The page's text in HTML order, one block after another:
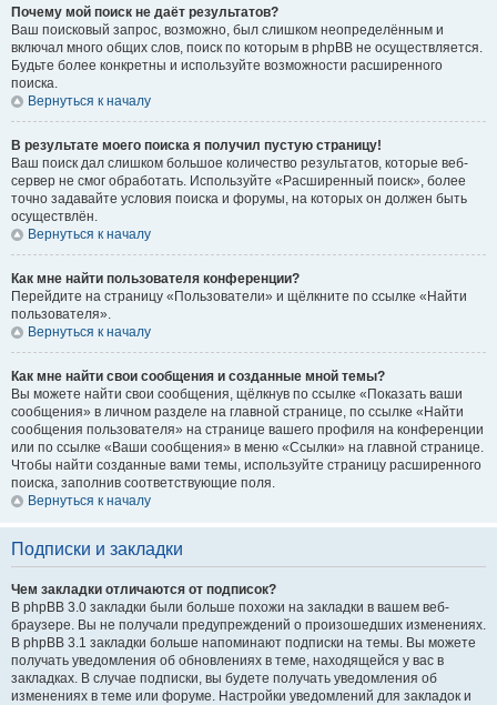
Почему мой поиск не даёт результатов?
Ваш поисковый запрос, возможно, был слишком неопределённым и
включал много общих слов, поиск по которым в phpBB не осуществляется.
Будьте более конкретны и используйте возможности расширенного
поиска.
Вернуться к началу
В результате моего поиска я получил пустую страницу!
Ваш поиск дал слишком большое количество результатов, которые веб-
сервер не смог обработать. Используйте «Расширенный поиск», более
точно задавайте условия поиска и форумы, на которых он должен быть
осуществлён.
Вернуться к началу
Как мне найти пользователя конференции?
Перейдите на страницу «Пользователи» и щёлкните по ссылке «Найти
пользователя».
Вернуться к началу
Как мне найти свои сообщения и созданные мной темы?
Вы можете найти свои сообщения, щёлкнув по ссылке «Показать ваши
сообщения» в личном разделе на главной странице, по ссылке «Найти
сообщения пользователя» на странице вашего профиля на конференции
или по ссылке «Ваши сообщения» в меню «Ссылки» на главной странице.
Чтобы найти созданные вами темы, используйте страницу расширенного
поиска, заполнив соответствующие поля.
Вернуться к началу
Подписки и закладки
Чем закладки отличаются от подписок?
В phpBB 3.0 закладки были больше похожи на закладки в вашем веб-
браузере. Вы не получали предупреждений о произошедших изменениях.
В phpBB 3.1 закладки больше напоминают подписки на темы. Вы можете
получать уведомления об обновлениях в теме, находящейся у вас в
закладках. В случае подписки, вы будете получать уведомления об
изменениях в теме или форуме. Настройки уведомлений для закладок и